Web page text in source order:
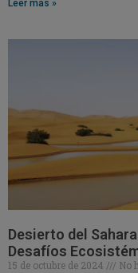
Leer más »
Desierto del
Desafíos
15 de octubre de 2024 No